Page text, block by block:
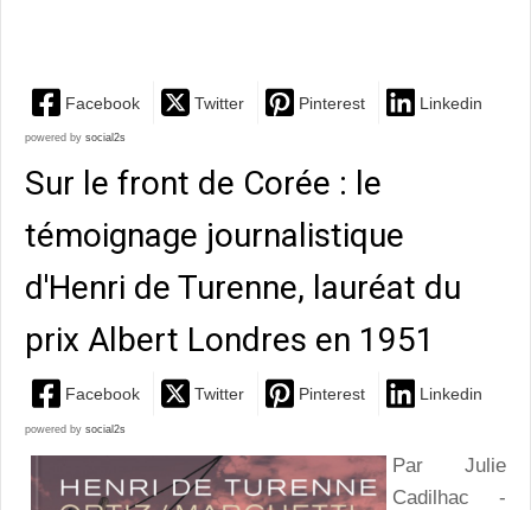
Facebook Twitter Pinterest Linkedin
powered by social2s
Sur le front de Corée : le
témoignage journalistique
d'Henri de Turenne, lauréat du
prix Albert Londres en 1951
Facebook Twitter Pinterest Linkedin
powered by social2s
Par Julie
Cadilhac -